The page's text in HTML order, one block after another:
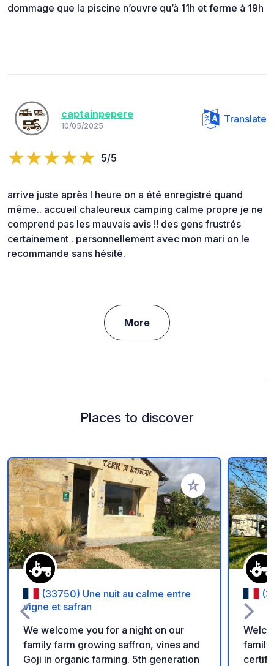
dommage que la piscine n’ouvre qu’à 11h et ferme à 19h
captainpepere
10/05/2025
Translate
5/5
arrive juste après l heure on a été enregistré quand
même.. accueil chaleureux camping calme propre je ne
comprend pas les mauvais avis !! des gens frustrés
certainement . personnellement avec mon mari on le
recommande sans hésité.
More
Places to discover
Add to your
(33750) Une nuit au calme entre
vigne et safran
We welcome you for a night on our
family farm growing saffron, vines and
Goji in organic farming. 5th generation
family
certified